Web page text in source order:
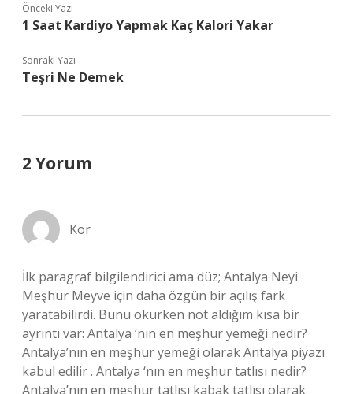
Önceki Yazı
1 Saat Kardiyo Yapmak Kaç Kalori Yakar
Sonraki Yazı
Teşri Ne Demek
2 Yorum
Kör
İlk paragraf bilgilendirici ama düz; Antalya Neyi
Meşhur Meyve için daha özgün bir açılış fark
yaratabilirdi. Bunu okurken not aldığım kısa bir
ayrıntı var: Antalya ‘nın en meşhur yemeği nedir?
Antalya’nın en meşhur yemeği olarak Antalya piyazı
kabul edilir . Antalya ‘nın en meşhur tatlısı nedir?
Antalya’nın en meşhur tatlısı kabak tatlısı olarak